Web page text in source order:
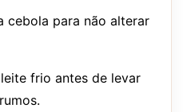
cebola para não alterar
frio antes de levar